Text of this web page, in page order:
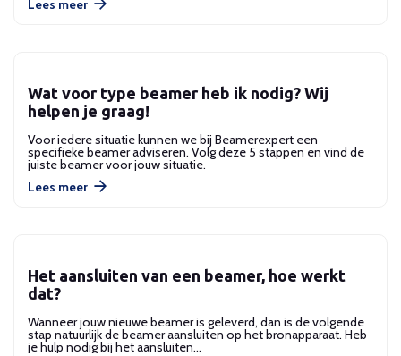
Lees meer
Wat voor type beamer heb ik nodig? Wij
helpen je graag!
Voor iedere situatie kunnen we bij Beamerexpert een
specifieke beamer adviseren. Volg deze 5 stappen en vind de
juiste beamer voor jouw situatie.
Lees meer
Het aansluiten van een beamer, hoe werkt
dat?
Wanneer jouw nieuwe beamer is geleverd, dan is de volgende
stap natuurlijk de beamer aansluiten op het bronapparaat. Heb
je hulp nodig bij het aansluiten…